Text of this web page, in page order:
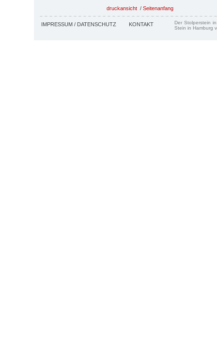
druckansicht / Seitenanfang
IMPRESSUM / DATENSCHUTZ KONTAKT
Der Stolperstein
Stein in Hamburg